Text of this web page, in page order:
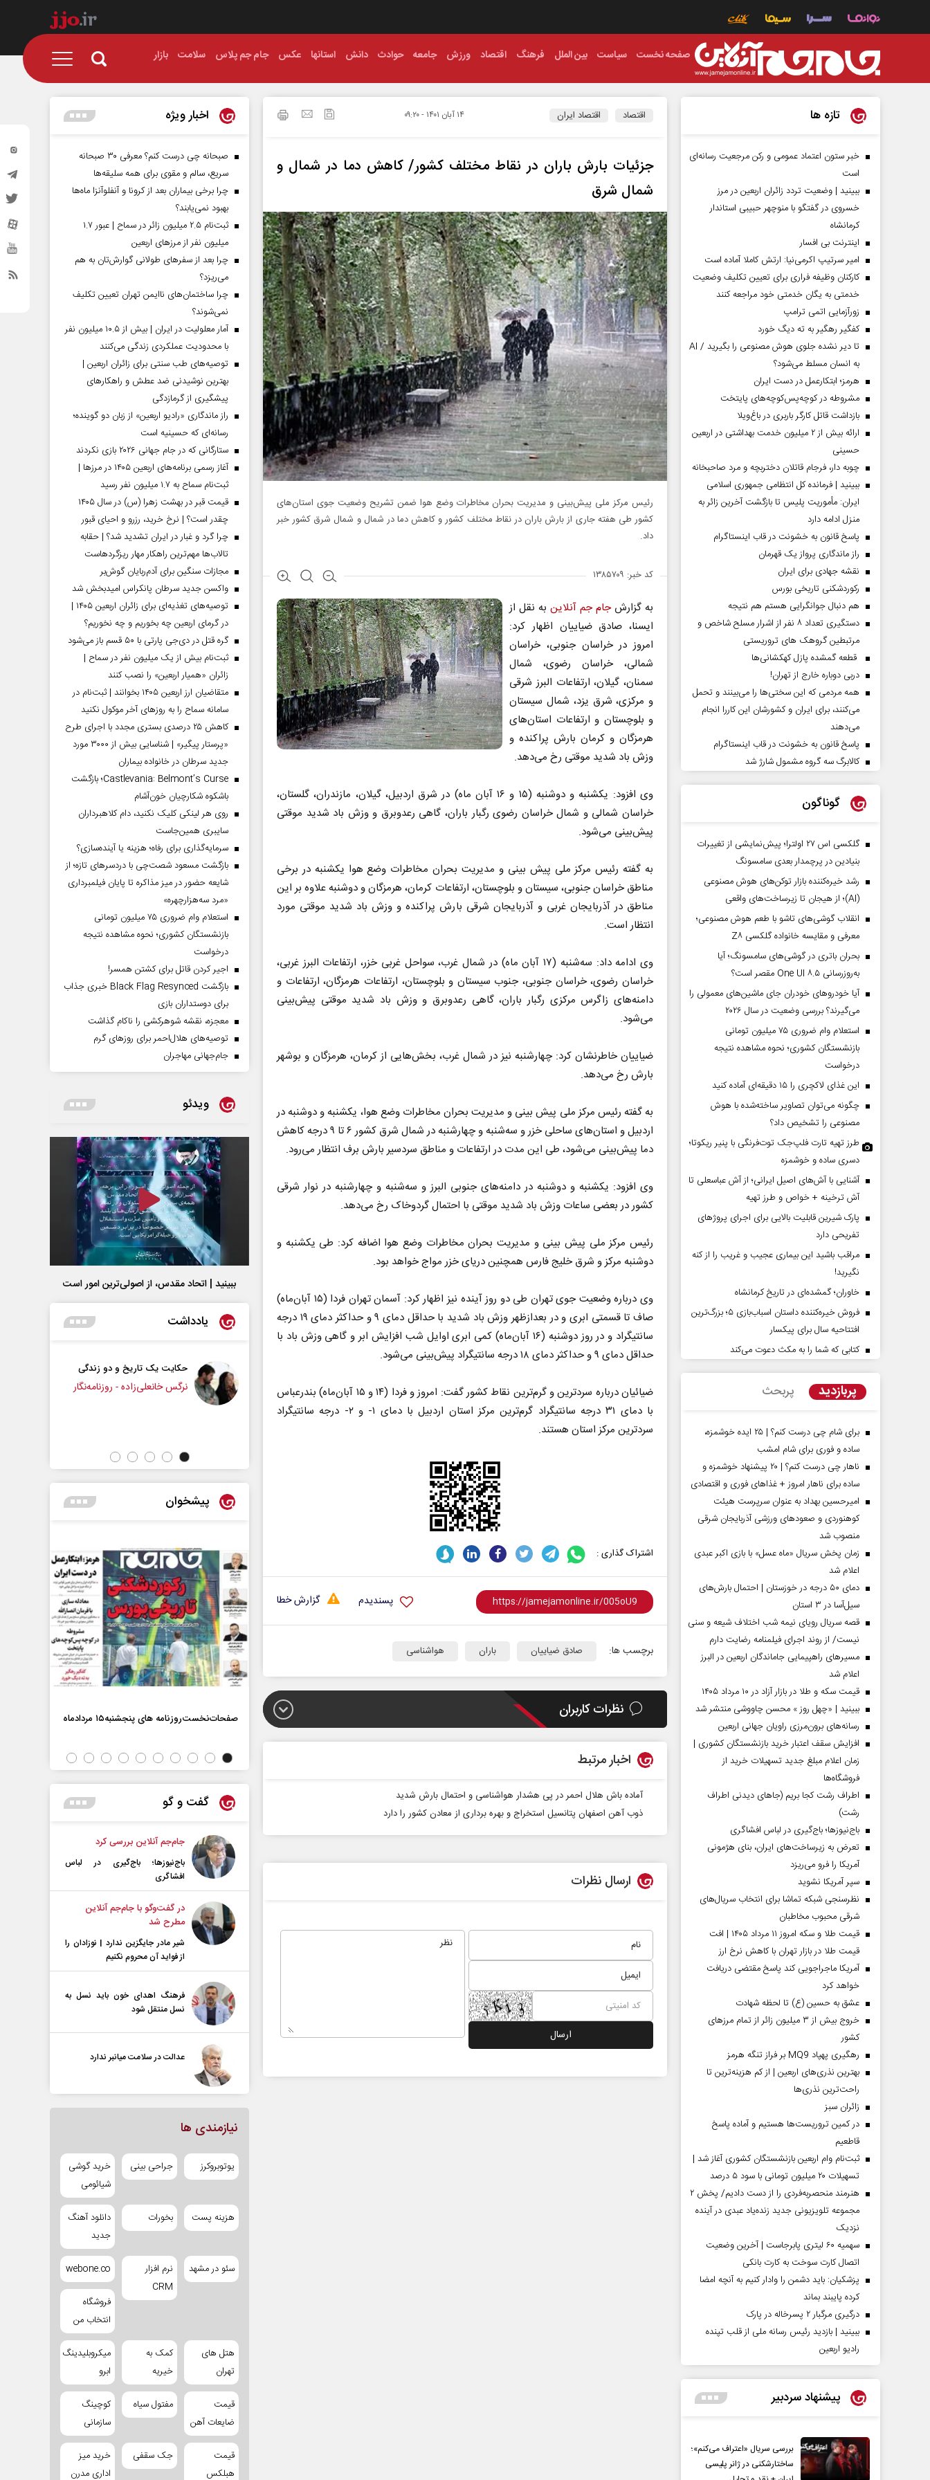
صفحه نخست سیاست بین الملل فرهنگ اقتصاد ورزش جامعه حوادث دانش استانها عکس جام جم پلاس سلامت بازار
اقتصاد اقتصاد ایران ۱۴ آبان ۱۴۰۱ - ۰۹:۲۰
جزئیات بارش باران در نقاط مختلف کشور/ کاهش دما در شمال و
شمال شرق
رئیس مرکز ملی پیش‌بینی و مدیریت بحران مخاطرات وضع هوا ضمن تشریح وضعیت جوی استان‌های
کشور طی هفته جاری از بارش باران در نقاط مختلف کشور و کاهش دما در شمال و شمال شرق کشور خبر
داد.
کد خبر: ۱۳۸۵۷۰۹
به گزارشجام جم آنلاینبه نقل از
ایسنا، صادق ضیاییان اظهار کرد:
امروز در خراسان جنوبی، خراسان
شمالی، خراسان رضوی، شمال
سمنان، گیلان، ارتفاعات البرز شرقی
و مرکزی، شرق یزد، شمال سیستان
و بلوچستان و ارتفاعات استان‌های
هرمزگان و کرمان بارش پراکنده و
وزش باد شدید موقتی رخ می‌دهد.
وی افزود: یکشنبه و دوشنبه (۱۵ و ۱۶ آبان ماه) در شرق اردبیل، گیلان، مازندران، گلستان،
خراسان شمالی و شمال خراسان رضوی رگبار باران، گاهی رعدوبرق و وزش باد شدید موقتی
پیش‌بینی می‌شود.
به گفته رئیس مرکز ملی پیش بینی و مدیریت بحران مخاطرات وضع هوا یکشنبه در برخی
مناطق خراسان جنوبی، سیستان و بلوچستان، ارتفاعات کرمان، هرمزگان و دوشنبه علاوه بر این
مناطق در آذربایجان غربی و آذربایجان شرقی بارش پراکنده و وزش باد شدید موقتی مورد
انتظار است.
وی ادامه داد: سه‌شنبه (۱۷ آبان ماه) در شمال غرب، سواحل غربی خزر، ارتفاعات البرز غربی،
خراسان رضوی، خراسان جنوبی، جنوب سیستان و بلوچستان، ارتفاعات هرمزگان، ارتفاعات و
دامنه‌های زاگرس مرکزی رگبار باران، گاهی رعدوبرق و وزش باد شدید موقتی پیش‌بینی
می‌شود.
ضیاییان خاطرنشان کرد: چهارشنبه نیز در شمال غرب، بخش‌هایی از کرمان، هرمزگان و بوشهر
بارش رخ می‌دهد.
به گفته رئیس مرکز ملی پیش بینی و مدیریت بحران مخاطرات وضع هوا، یکشنبه و دوشنبه در
اردبیل و استان‌های ساحلی خزر و سه‌شنبه و چهارشنبه در شمال شرق کشور ۶ تا ۹ درجه کاهش
دما پیش‌بینی می‌شود، طی این مدت در ارتفاعات و مناطق سردسیر بارش برف انتظار می‌رود.
وی افزود: یکشنبه و دوشنبه در دامنه‌های جنوبی البرز و سه‌شنبه و چهارشنبه در نوار شرقی
کشور در بعضی ساعات وزش باد شدید موقتی با احتمال گردوخاک رخ می‌دهد.
رئیس مرکز ملی پیش بینی و مدیریت بحران مخاطرات وضع هوا اضافه کرد: طی یکشنبه و
دوشنبه مرکز و شرق خلیج فارس همچنین دریای خزر مواج خواهد بود.
وی درباره وضعیت جوی تهران طی دو روز آینده نیز اظهار کرد: آسمان تهران فردا (۱۵ آبان‌ماه)
صاف تا قسمتی ابری و در بعدازظهر وزش باد شدید با حداقل دمای ۹ و حداکثر دمای ۱۹ درجه
سانتیگراد و در روز دوشنبه (۱۶ آبان‌ماه) کمی ابری اوایل شب افزایش ابر و گاهی وزش باد با
حداقل دمای ۹ و حداکثر دمای ۱۸ درجه سانتیگراد پیش‌بینی می‌شود.
ضیائیان درباره سردترین و گرم‌ترین نقاط کشور گفت: امروز و فردا (۱۴ و ۱۵ آبان‌ماه) بندرعباس
با دمای ۳۱ درجه سانتیگراد گرم‌ترین مرکز استان اردبیل با دمای ۱- و ۲- درجه سانتیگراد
سردترین مرکز استان هستند.
اشتراک گذاری :
گزارش خطا پسندیدم
برچسب ها: صادق ضیاییان باران هواشناسی
نظرات کاربران
اخبار مرتبط
آماده باش هلال احمر در پی هشدار هواشناسی و احتمال بارش شدید
ذوب آهن اصفهان پتانسیل استخراج و بهره برداری از معادن کشور را دارد
ارسال نظرات
تازه ها
خبر ستون اعتماد عمومی و رکن مرجعیت رسانه‌ای
است
ببینید | وضعیت تردد زائران اربعین در مرز
خسروی در گفتگو با منوچهر حبیبی استاندار
کرمانشاه
اینترنت بی افسار
امیر سرتیپ اکرمی‌نیا: ارتش کاملا آماده است
کارکنان وظیفه فراری برای تعیین تکلیف وضعیت
خدمتی به یگان خدمتی خود مراجعه کنند
زورآزمایی اتمی ترامپ
کفگیر رهگیر به ته دیگ خورد
تا دیر نشده جلوی هوش مصنوعی را بگیرید / AI
به انسان مسلط می‌شود؟
هرمز؛ ابتکارعمل در دست ایران
مشروطه در کوچه‌پس‌کوچه‌های پایتخت
بازداشت قاتل کارگر باربری در باغ‌ویلا
ارائه بیش از ۲ میلیون خدمت بهداشتی در اربعین
حسینی
چوبه دار، فرجام قاتلان دختربچه و مرد صاحبخانه
ببینید | فرمانده کل انتظامی جمهوری اسلامی
ایران­: مأموریت پلیس تا بازگشت آخرین زائر به
منزل ادامه دارد
پاسخ قانون به خشونت در قاب اینستاگرام
راز ماندگاری پرواز یک قهرمان
نقشه جهادی برای ایران
رکوردشکنی تاریخی بورس
هم دنبال جوانگرایی هستم هم نتیجه
دستگیری تعداد ۸ نفر از اشرار مسلح شاخص و
مرتبطین گروهک های تروریستی
قطعه گمشده پازل کهکشانی‌ها
دربی دوباره خارج از تهران!
همه مردمی که این سختی‌ها را می‌بینند و تحمل
می‌کنند، برای ایران و کشورشان این کاررا انجام
می‌دهند
پاسخ قانون به خشونت در قاب اینستاگرام
کالابرگ سه گروه مشمول شارژ شد
گوناگون
گلکسی اس ۲۷ اولترا؛ پیش‌نمایشی از تغییرات
بنیادین در پرچمدار بعدی سامسونگ
رشد خیره‌کننده بازار توکن‌های هوش مصنوعی
(AI)؛ از هیجان تا زیرساخت‌های واقعی
انقلاب گوشی‌های تاشو‌ با طعم هوش مصنوعی؛
معرفی و مقایسه خانواده گلکسی Z۸
بحران باتری در گوشی‌های سامسونگ؛ آیا
به‌روزرسانی One UI ۸.۵ مقصر است؟
آیا خودروهای خودران جای ماشین‌های معمولی را
می‌گیرند؟ بررسی وضعیت در سال ۲۰۲۶
استعلام وام ضروری ۷۵ میلیون تومانی
بازنشستگان کشوری؛ نحوه مشاهده نتیجه
درخواست
این غذای لاکچری را ۱۵ دقیقه‌ای آماده کنید
چگونه می‌توان تصاویر ساخته‌شده با هوش
مصنوعی را تشخیص داد؟
طرز تهیه تارت فلپ‌جک توت‌فرنگی با پنیر ریکوتا؛
دسری ساده و خوشمزه
آشنایی با آش‌های اصیل ایرانی؛ از آش عباسعلی تا
آش ترخینه + خواص و طرز تهیه
پارک شیرین قابلیت‌ بالایی برای اجرای پروژهای
تفریحی دارد
مراقب باشید این بیماری عجیب و غریب را از کنه
نگیرید!
خاوران؛ گمشده‌ای در تاریخ کرمانشاه
فروش خیره‌کننده داستان اسباب‌بازی ۵؛ بزرگ‌ترین
افتتاحیه سال برای پیکسار
کتابی که شما را به مکث دعوت می‌کند
پربازدید پربحث
برای شام چی درست کنم؟ | ۲۵ ایده خوشمزه،
ساده و فوری برای شام امشب
ناهار چی درست کنم؟ | ۲۰ پیشنهاد خوشمزه و
ساده برای ناهار امروز + غذاهای فوری و اقتصادی
امیرحسین بهداد به عنوان سرپرست هیئت
کوهنوردی و صعودهای ورزشی آذربایجان شرقی
منصوب شد
زمان پخش سریال «ماه عسل» با بازی اکبر عبدی
اعلام شد
دمای ۵۰ درجه در خوزستان | احتمال بارش‌های
سیل‌آسا در ۳ استان
قصه سریال رویای نیمه شب اختلاف شیعه و سنی
نیست/ از روند اجرای فیلمنامه رضایت دارم
مسیر‌های راهپیمایی جاماندگان اربعین در البرز
اعلام شد
قیمت سکه و طلا در بازار آزاد در ۱۰ مرداد ۱۴۰۵
ببینید | «چهل روز » محسن چاووشی منتشر شد
رسانه‌های برون‌مرزی راویان جهانی اربعین
افزایش سقف اعتبار خرید بازنشستگان کشوری |
زمان اعلام مبلغ جدید تسهیلات خرید از
فروشگاه‌ها
اطراف رشت کجا بریم (جاهای دیدنی اطراف
رشت)
باج‌نیوزها؛ باج‌گیری در لباس افشاگری
تعرض به زیرساخت‌های ایران، بنای هژمونی
آمریکا را فرو می‌ریزد
سپر آمریکا نشوید
نظرسنجی شبکه تماشا برای انتخاب سریال‌های
شرقی محبوب مخاطبان
قیمت طلا و سکه امروز ۱۱ مرداد ۱۴۰۵ | افت
قیمت طلا در بازار تهران با کاهش نرخ ارز
آمریکا ماجراجویی کند پاسخ مقتضی دریافت
خواهد کرد
عشق به حسین (ع) تا لحظه شهادت
خروج بیش از ۳ میلیون زائر از تمام مرز‌های
کشور
رهگیری پهپاد MQ9 بر فراز تنگه هرمز
بهترین نذری‌های اربعین | از کم هزینه‌ترین تا
راحت‌ترین نذری‌ها
‌زائران سبز
در کمین تروریست‌ها هستیم و آماده پاسخ
قاطعیم
ثبت‌نام وام اربعین بازنشستگان کشوری آغاز شد |
تسهیلات ۲۰ میلیون تومانی با سود ۵ درصد
هنرمند منحصر‌به‌فردی را از دست دادیم/ پخش ۲
مجموعه تلویزیونی جدید زنده‌یاد عبدی در آینده
نزدیک
سهمیه ۶۰ لیتری پابرجاست | آخرین وضعیت
اتصال کارت سوخت به کارت بانکی
پزشکیان: باید دشمن را وادار کنیم به آنچه امضا
کرده پایبند بماند
درگیری مرگبار ۲ پسرخاله در پارک
ببینید | بازدید رئیس رسانه ملی از قلب تپنده
رادیو اربعین
پیشنهاد سردبیر
بررسی سریال «اعتراف می‌کنم»؛
ساختارشکنی در ژانر پلیسی
اخبار ویژه
صبحانه چی درست کنم؟ معرفی ۳۰ صبحانه
سریع، سالم و مقوی برای همه سلیقه‌ها
چرا برخی بیماران بعد از کرونا و آنفلوآنزا ماه‌ها
بهبود نمی‌یابند؟
ثبت‌نام ۲.۵ میلیون زائر در سماح | عبور ۱.۷
میلیون نفر از مرز‌های اربعین
چرا بعد از سفرهای طولانی گوارش‌تان به هم
می‌ریزد؟
چرا ساختمان‌های ناایمن تهران تعیین تکلیف
نمی‌شوند؟
آمار معلولیت در ایران | بیش از ۱۰.۵ میلیون نفر
با محدودیت عملکردی زندگی می‌کنند
توصیه‌های طب سنتی برای زائران اربعین |
بهترین نوشیدنی ضد عطش و راهکارهای
پیشگیری از گرمازدگی
راز ماندگاری «رادیو اربعین» از زبان دو گوینده؛
رسانه‌ای که حسینیه است
ستارگانی که در جام جهانی ۲۰۲۶ بازی نکردند
آغاز رسمی برنامه‌های اربعین ۱۴۰۵ در مرز‌ها |
ثبت‌نام سماح به ۱.۷ میلیون نفر رسید
قیمت قبر در بهشت زهرا (س) در سال ۱۴۰۵
چقدر است؟ | نرخ خرید، رزرو و احیای قبور
چرا گرد و غبار در ایران تشدید شد؟ | حقابه
تالاب‌ها مهم‌ترین راهکار مهار ریزگردهاست
مجازات سنگین برای آدم‌ربایان گوش‌بر
واکسن جدید سرطان پانکراس امیدبخش شد
توصیه‌های تغذیه‌ای برای زائران اربعین ۱۴۰۵ |
در گرمای اربعین چه بخوریم و چه نخوریم؟
گره قتل در دی‌جی پارتی با ۵۰ قسم باز می‌شود
ثبت‌نام بیش از یک میلیون نفر در سماح |
زائران «همیار اربعین» را نصب کنند
متقاضیان ارز اربعین ۱۴۰۵ بخوانند | ثبت‌نام در
سامانه سماح را به روز‌های آخر موکول نکنید
کاهش ۲۵ درصدی بستری مجدد با اجرای طرح
«پرستار پیگیر» | شناسایی بیش از ۳۰۰۰ مورد
جدید سرطان در خانواده بیماران
Castlevania: Belmont’s Curse؛ بازگشت
باشکوه شکارچیان خون‌آشام
روی هر لینکی کلیک نکنید، دام کلاهبرداران
سایبری همین‌جاست
سرمایه‌گذاری برای رفاه؛ هزینه یا آینده‌سازی؟
بازگشت مسعود شصت‌چی با دردسر‌های تازه؛ از
شایعه حضور در میز مذاکره تا پایان فیلمبرداری
«مرد سه‌هزارچهره»
استعلام وام ضروری ۷۵ میلیون تومانی
بازنشستگان کشوری؛ نحوه مشاهده نتیجه
درخواست
اجیر کردن قاتل برای کشتن همسر!
بازگشت Black Flag Resynced خبری جذاب
برای دوستداران بازی
معجزه، نقشه شوهرکشی را ناکام گذاشت
توصیه‌های هلال‌احمر برای روز‌های گرم
جام‌جهانی مهاجران
ویدئو
ببینید | اتحاد مقدس، از اصولی‌ترین امور است
یادداشت
ادعا‌های خلاف واقع آمریکا
رحمت‌الله نوروزی - عضو کمیسیون اجتماعی
مجلس
رضا سپهوند - سخنگوی کمیسیون انرژی مجلس
حکایت یک تاریخ و دو زندگی
نرگس خانعلی‌زاده - روزنامه‌نگار
چرایی عقب‌نشینی ترامپ؟
پیشخوان
صفحات نخست روزنامه ها‌ی‌سه‌شنبه ۶ مردادماه
صفحات نخست روزنامه ها‌ی یکشنبه ۴ مردادماه
صفحات نخست روزنامه ها‌ی شنبه ۳ مردادماه
صفحات‌نخست‌روزنامه ها‌ی پنجشنبه‌۱۵ مردادماه
گفت و گو
جام‌جم آنلاین بررسی کرد
باج‌نیوزها؛ باج‌گیری در لباس
افشاگری
در گفت‌و‌گو با جام‌جم آنلاین
مطرح شد
شیر مادر جایگزین ندارد | نوزادان را
از فواید آن محروم نکنیم
فرهنگ اهدای خون باید نسل به
نسل منتقل شود
عدالت در سلامت میانبر ندارد
نیازمندی ها
یوتوبروکرز جراحی بینی
خرید گوشی
شیائومی
هزینه پست بخورات
دانلود آهنگ
جدید
سئو در مشهد
نرم افزار
CRM
webone.co
فروشگاه
انتخاب من
هتل های
تهران
کمک به
خیریه
میکروبلیدینگ
ابرو
قیمت
ضایعات آهن
مفتول سیاه
کوچینگ
سازمانی
قیمت
هبلکس
جک سقفی
خرید میز
اداری مدرن